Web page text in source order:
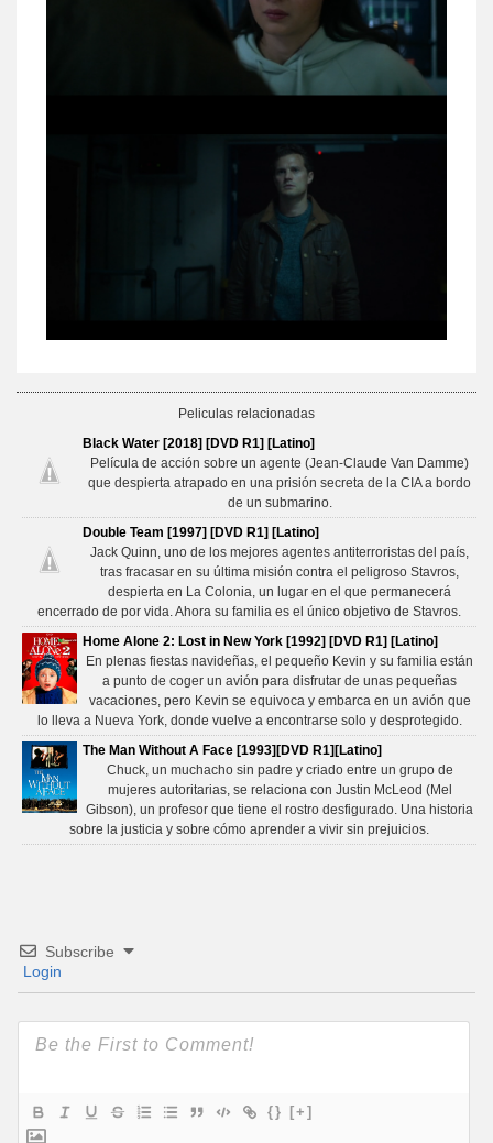
Peliculas relacionadas
Black Water [2018] [DVD R1] [Latino]
Película de acción sobre un agente (Jean-Claude Van Damme)
que despierta atrapado en una prisión secreta de la CIA a bordo
de un submarino.
Double Team [1997] [DVD R1] [Latino]
Jack Quinn, uno de los mejores agentes antiterroristas del país,
tras fracasar en su última misión contra el peligroso Stavros,
despierta en La Colonia, un lugar en el que permanecerá
encerrado de por vida. Ahora su familia es el único objetivo de Stavros.
Home Alone 2: Lost in New York [1992] [DVD R1] [Latino]
En plenas fiestas navideñas, el pequeño Kevin y su familia están
a punto de coger un avión para disfrutar de unas pequeñas
vacaciones, pero Kevin se equivoca y embarca en un avión que
lo lleva a Nueva York, donde vuelve a encontrarse solo y desprotegido.
The Man Without A Face [1993][DVD R1][Latino]
Chuck, un muchacho sin padre y criado entre un grupo de
mujeres autoritarias, se relaciona con Justin McLeod (Mel
Gibson), un profesor que tiene el rostro desfigurado. Una historia
sobre la justicia y sobre cómo aprender a vivir sin prejuicios.
Subscribe
Login
{} [+]